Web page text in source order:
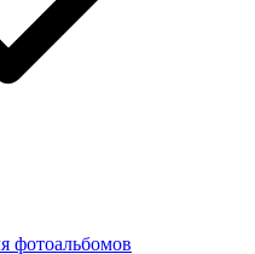
фотоальбомов